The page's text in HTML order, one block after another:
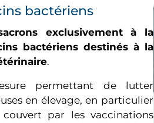
bactériens
exclusivement à la
bactériens destinés à la
.
permettant de lutter
en élevage, en particulier
par les vaccinations